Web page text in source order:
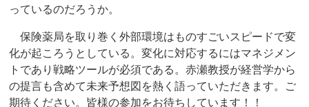
っているのだろうか。
保険薬局を取り巻く外部環境はものすごいスピードで変
化が起ころうとしている。変化に対応するにはマネジメン
トであり戦略ツールが必須である。赤瀬教授が経営学から
の提言も含めて未来予想図を熱く語っていただきます。ご
期待ください。皆様の参加をお待ちしています！！